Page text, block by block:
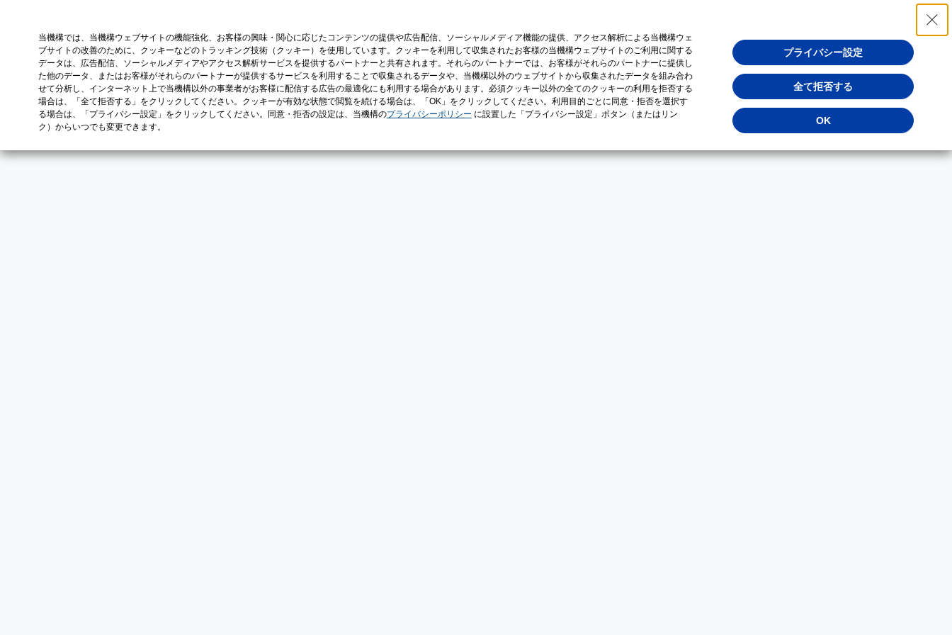
当機構では、当機構ウェブサイトの機能強化、お客様の興味・関心に応じたコンテンツの提供や広告配信、ソーシャルメディア機能の提供、アクセス解析による当機構ウェ
ブサイトの改善のために、クッキーなどのトラッキング技術（クッキー）を使用しています。クッキーを利用して収集されたお客様の当機構ウェブサイトのご利用に関する
データは、広告配信、ソーシャルメディアやアクセス解析サービスを提供するパートナーと共有されます。それらのパートナーでは、お客様がそれらのパートナーに提供し
た他のデータ、またはお客様がそれらのパートナーが提供するサービスを利用することで収集されるデータや、当機構以外のウェブサイトから収集されたデータを組み合わ
せて分析し、インターネット上で当機構以外の事業者がお客様に配信する広告の最適化にも利用する場合があります。必須クッキー以外の全てのクッキーの利用を拒否する
場合は、「全て拒否する」をクリックしてください。クッキーが有効な状態で閲覧を続ける場合は、「OK」をクリックしてください。利用目的ごとに同意・拒否を選択す
る場合は、「プライバシー設定」をクリックしてください。同意・拒否の設定は、当機構のプライバシーポリシー に設置した「プライバシー設定」ボタン（またはリン
ク）からいつでも変更できます。
プライバシー設定
全て拒否する
OK